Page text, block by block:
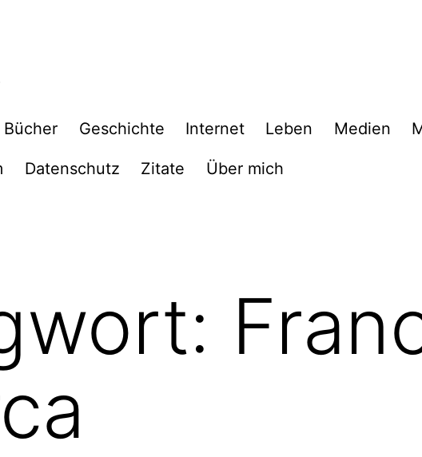
Bücher Geschichte Internet Leben Medien
Datenschutz Zitate Über mich